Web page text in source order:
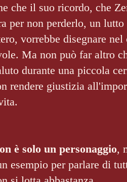
che il suo ricordo, che
per non perderlo, un
vorrebbe disegnare nel
Ma non può far altro
durante una piccola
rendere giustizia
è solo un personaggio,
esempio per parlare di